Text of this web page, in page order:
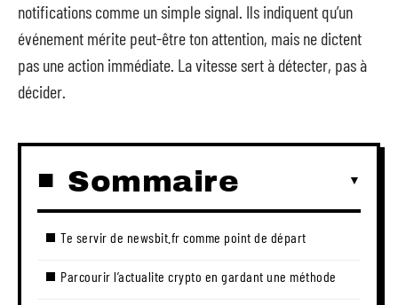
notifications comme un simple signal. Ils indiquent qu’un
événement mérite peut-être ton attention, mais ne dictent
pas une action immédiate. La vitesse sert à détecter, pas à
décider.
Sommaire
Te servir de newsbit.fr comme point de départ
Parcourir l’actualite crypto en gardant une méthode